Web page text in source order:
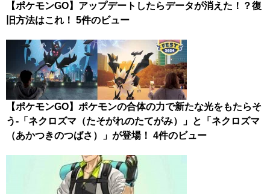
【ポケモンGO】アップデートしたらデータが消えた！？復
旧方法はこれ！ 5件のビュー
【ポケモンGO】ポケモンの合体の力で新たな光をもたらそ
う-「ネクロズマ（たそがれのたてがみ）」と「ネクロズマ
（あかつきのつばさ）」が登場！ 4件のビュー